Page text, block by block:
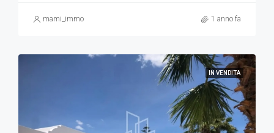
mami_immo 1 anno fa
IN VENDITA